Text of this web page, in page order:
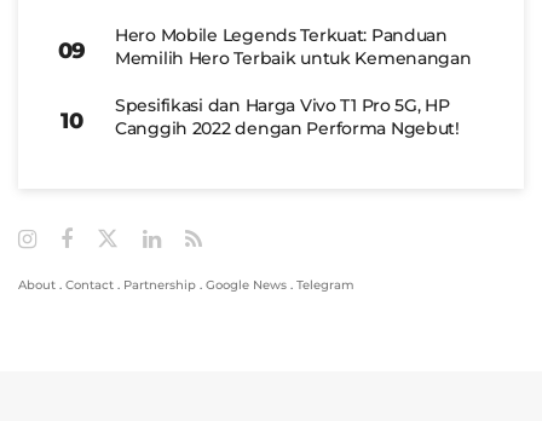
Hero Mobile Legends Terkuat: Panduan
Memilih Hero Terbaik untuk Kemenangan
Spesifikasi dan Harga Vivo T1 Pro 5G, HP
Canggih 2022 dengan Performa Ngebut!
About . Contact . Partnership . Google News . Telegram